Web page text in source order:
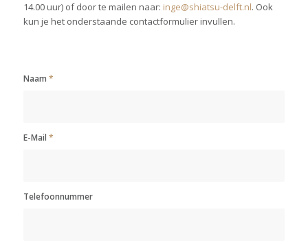
14.00 uur) of door te mailen naar: inge@shiatsu-delft.nl. Ook
kun je het onderstaande contactformulier invullen.
Naam *
E-Mail *
Telefoonnummer